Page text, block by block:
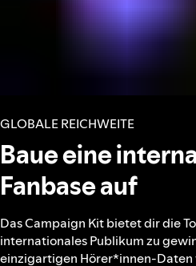
GLOBALE REICHWEITE
Baue eine
Fanbase auf
Das Campaign Kit bietet dir die
internationales Publikum zu
einzigartigen Hörer*innen-Daten